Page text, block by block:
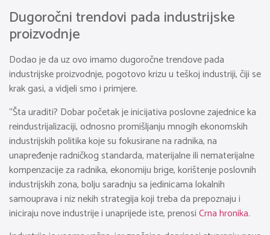
Dugoročni trendovi pada industrijske
proizvodnje
Dodao je da uz ovo imamo dugoročne trendove pada
industrijske proizvodnje, pogotovo krizu u teškoj industriji, čiji se
krak gasi, a vidjeli smo i primjere.
“Šta uraditi? Dobar početak je inicijativa poslovne zajednice ka
reindustrijalizaciji, odnosno promišljanju mnogih ekonomskih
industrijskih politika koje su fokusirane na radnika, na
unapređenje radničkog standarda, materijalne ili nematerijalne
kompenzacije za radnika, ekonomiju brige, korištenje poslovnih
industrijskih zona, bolju saradnju sa jedinicama lokalnih
samouprava i niz nekih strategija koji treba da prepoznaju i
iniciraju nove industrije i unaprijede iste, prenosiCrna hronika.